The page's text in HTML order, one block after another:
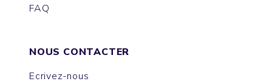
FAQ
NOUS CONTACTER
Ecrivez-nous